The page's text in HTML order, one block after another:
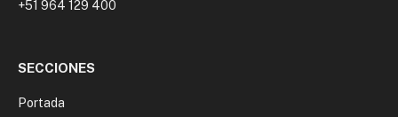
+51 964 129 400
SECCIONES
Portada